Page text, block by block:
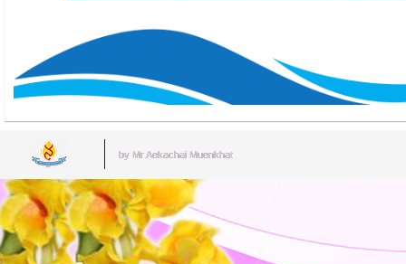
by Mr.Aekachai Muenkhat